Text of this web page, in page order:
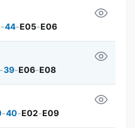
-44-E05-E06
39-E06-E08
-40-E02-E09